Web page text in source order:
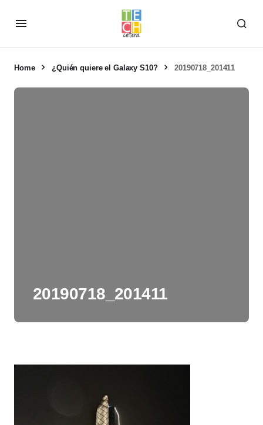
Home ¿Quién quiere el Galaxy S10? 20190718_201411
20190718_201411